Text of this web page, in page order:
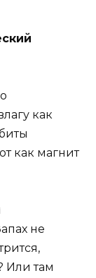
как
как магнит
не
Или там